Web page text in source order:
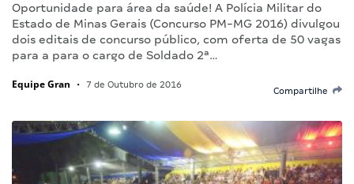
Oportunidade para área da saúde! A Polícia Militar do
Estado de Minas Gerais (Concurso PM-MG 2016) divulgou
dois editais de concurso público, com oferta de 50 vagas
para a para o cargo de Soldado 2ª…
Equipe Gran • 7 de Outubro de 2016
Compartilhe